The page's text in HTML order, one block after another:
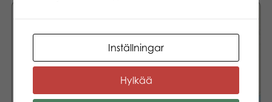
Inställningar
Hylkää